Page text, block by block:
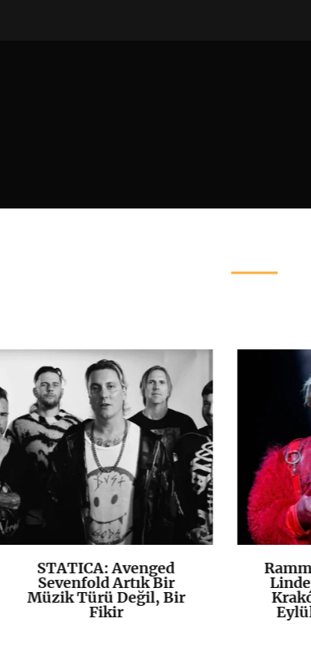
K+
STATICA: Avenged
Sevenfold Artık Bir
Müzik Türü Değil, Bir
Fikir